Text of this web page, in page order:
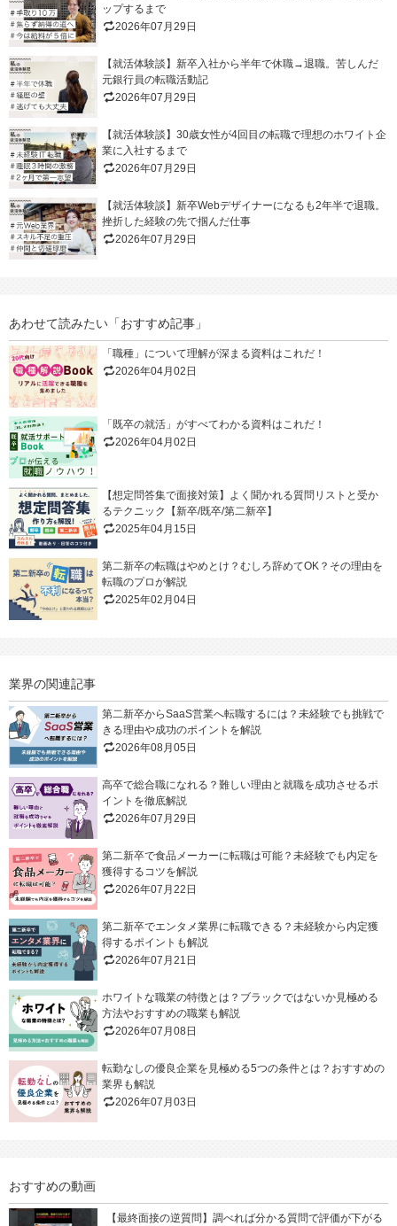
ップするまで
2026年07月29日
【就活体験談】新卒入社から半年で休職→退職。苦しんだ
元銀行員の転職活動記
2026年07月29日
【就活体験談】30歳女性が4回目の転職で理想のホワイト企
業に入社するまで
2026年07月29日
【就活体験談】新卒Webデザイナーになるも2年半で退職。
挫折した経験の先で掴んだ仕事
2026年07月29日
あわせて読みたい「おすすめ記事」
「職種」について理解が深まる資料はこれだ！
2026年04月02日
「既卒の就活」がすべてわかる資料はこれだ！
2026年04月02日
【想定問答集で面接対策】よく聞かれる質問リストと受か
るテクニック【新卒/既卒/第二新卒】
2025年04月15日
第二新卒の転職はやめとけ？むしろ辞めてOK？その理由を
転職のプロが解説
2025年02月04日
業界の関連記事
第二新卒からSaaS営業へ転職するには？未経験でも挑戦で
きる理由や成功のポイントを解説
2026年08月05日
高卒で総合職になれる？難しい理由と就職を成功させるポ
イントを徹底解説
2026年07月29日
第二新卒で食品メーカーに転職は可能？未経験でも内定を
獲得するコツを解説
2026年07月22日
第二新卒でエンタメ業界に転職できる？未経験から内定獲
得するポイントも解説
2026年07月21日
ホワイトな職業の特徴とは？ブラックではないか見極める
方法やおすすめの職業も解説
2026年07月08日
転勤なしの優良企業を見極める5つの条件とは？おすすめの
業界も解説
2026年07月03日
おすすめの動画
【最終面接の逆質問】調べれば分かる質問で評価が下がる